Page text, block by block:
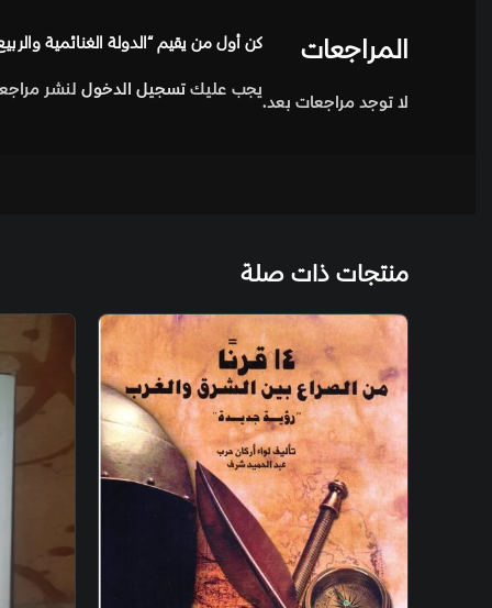
المراجعات
لا توجد مراجعات بعد.
كن أول من يقيم “الدولة الغنائمية
يجب عليك تسجيل الدخول لنشر
منتجات ذات صلة